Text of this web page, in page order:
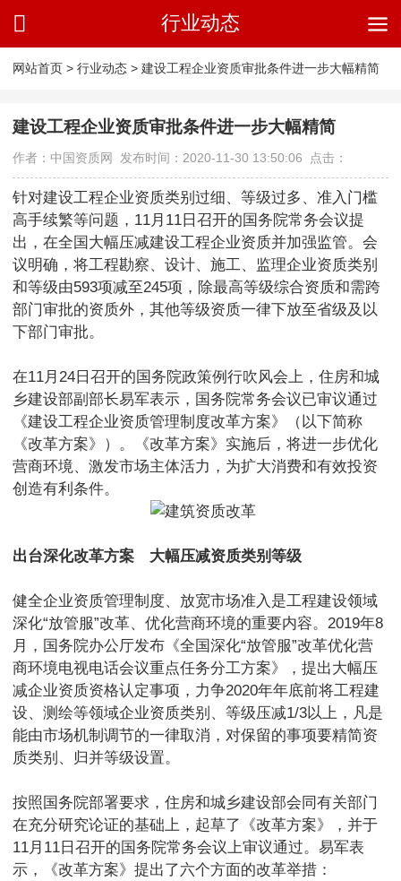
行业动态
网站首页 >行业动态 >建设工程企业资质审批条件进一步大幅精简
建设工程企业资质审批条件进一步大幅精简
作者：中国资质网 发布时间：2020-11-30 13:50:06 点击：
针对建设工程企业资质类别过细、等级过多、准入门槛
高手续繁等问题，11月11日召开的国务院常务会议提
出，在全国大幅压减建设工程企业资质并加强监管。会
议明确，将工程勘察、设计、施工、监理企业资质类别
和等级由593项减至245项，除最高等级综合资质和需跨
部门审批的资质外，其他等级资质一律下放至省级及以
下部门审批。
在11月24日召开的国务院政策例行吹风会上，住房和城
乡建设部副部长易军表示，国务院常务会议已审议通过
《建设工程企业资质管理制度改革方案》（以下简称
《改革方案》）。《改革方案》实施后，将进一步优化
营商环境、激发市场主体活力，为扩大消费和有效投资
创造有利条件。
出台深化改革方案 大幅压减资质类别等级
健全企业资质管理制度、放宽市场准入是工程建设领域
深化“放管服”改革、优化营商环境的重要内容。2019年8
月，国务院办公厅发布《全国深化“放管服”改革优化营
商环境电视电话会议重点任务分工方案》，提出大幅压
减企业资质资格认定事项，力争2020年年底前将工程建
设、测绘等领域企业资质类别、等级压减1/3以上，凡是
能由市场机制调节的一律取消，对保留的事项要精简资
质类别、归并等级设置。
按照国务院部署要求，住房和城乡建设部会同有关部门
在充分研究论证的基础上，起草了《改革方案》，并于
11月11日召开的国务院常务会议上审议通过。易军表
示，《改革方案》提出了六个方面的改革举措：